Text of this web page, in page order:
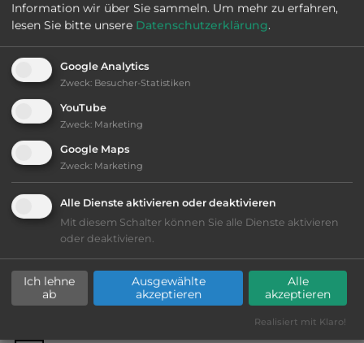
Telefon: 0044 1629 650975
Ausstattung
bis 15,- Euro
Geräuschkulisse: überwiegend ruhig
Grasgelände, Wiese
Information wir über Sie sammeln. Um mehr zu erfahren,
lesen Sie bitte unsere Datenschutzerklärung.
Google Analytics
Zweck: Besucher-Statistiken
YouTube
Zweck: Marketing
Google Maps
Zweck: Marketing
Alle Dienste aktivieren oder deaktivieren
Mit diesem Schalter können Sie alle Dienste aktivieren
oder deaktivieren.
Ich lehne
ab
Ausgewählte
akzeptieren
Alle
akzeptieren
Realisiert mit Klaro!